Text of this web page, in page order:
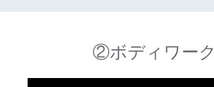
②ボディワーク